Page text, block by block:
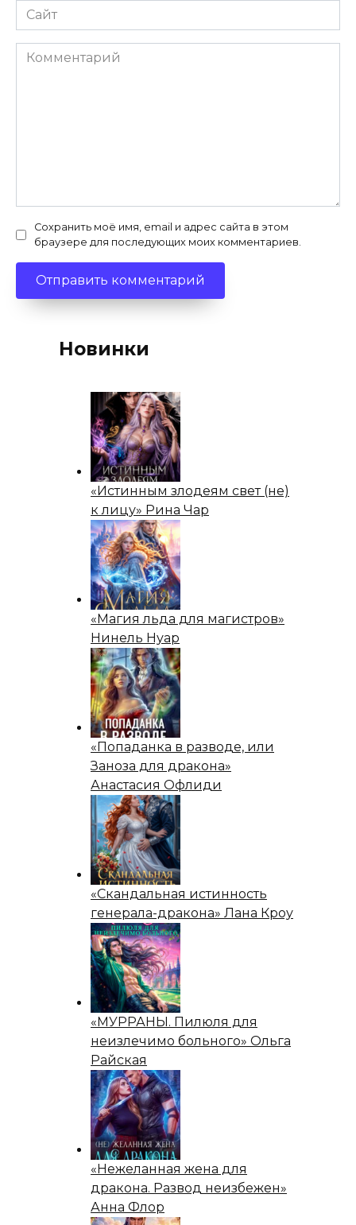
Сайт
Комментарий
Сохранить моё имя, email и адрес сайта в этом
браузере для последующих моих комментариев.
Новинки
«Истинным злодеям свет (не)
к лицу» Рина Чар
«Магия льда для магистров»
Нинель Нуар
«Попаданка в разводе, или
Заноза для дракона»
Анастасия Офлиди
«Скандальная истинность
генерала-дракона» Лана Кроу
«МУРРАНЫ. Пилюля для
неизлечимо больного» Ольга
Райская
«Нежеланная жена для
дракона. Развод неизбежен»
Анна Флор